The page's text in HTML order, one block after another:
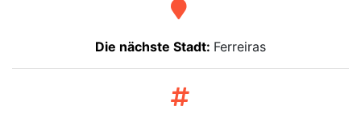
Die nächste Stadt: Ferreiras